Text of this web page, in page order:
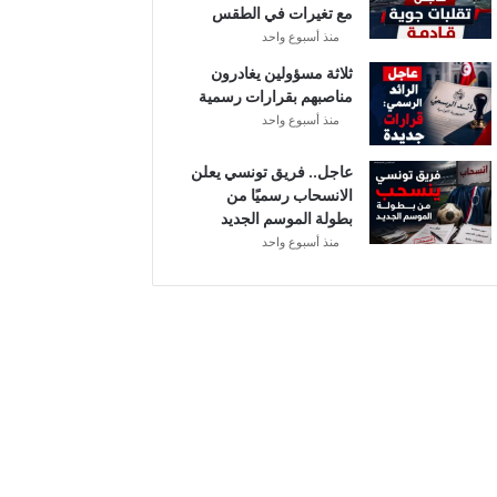
ل
مع تغيرات في الطقس
منذ أسبوع واحد
ثلاثة مسؤولين يغادرون
مناصبهم بقرارات رسمية
منذ أسبوع واحد
عاجل.. فريق تونسي يعلن
الانسحاب رسميًا من
بطولة الموسم الجديد
منذ أسبوع واحد